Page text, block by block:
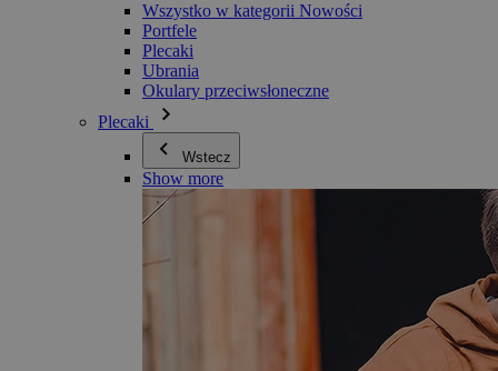
Wszystko w kategorii Nowości
Portfele
Plecaki
Ubrania
Okulary przeciwsłoneczne
Plecaki
Wstecz
Show more